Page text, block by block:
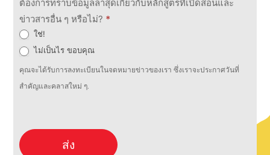
ต้องการทราบข้อมูลล่าสุดเกี่ยวกับหลักสูตรที่เปิดสอนและ
ข่าวสารอื่น ๆ หรือไม่? *
ใช่!
ไม่เป็นไร ขอบคุณ
คุณจะได้รับการลงทะเบียนในจดหมายข่าวของเรา ซึ่งเราจะประกาศวันที่
สำคัญและคลาสใหม่ ๆ.
ส่ง